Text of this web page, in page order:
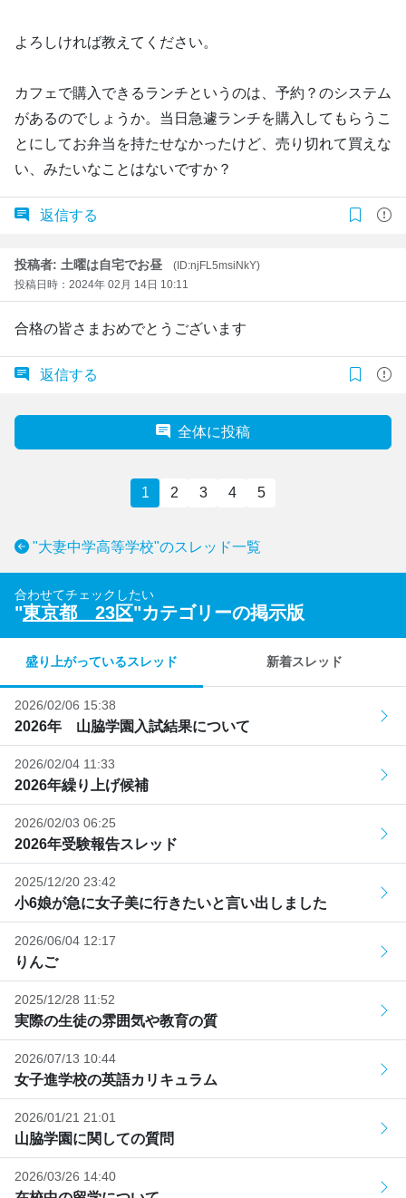
よろしければ教えてください。
カフェで購入できるランチというのは、予約？のシステム
があるのでしょうか。当日急遽ランチを購入してもらうこ
とにしてお弁当を持たせなかったけど、売り切れて買えな
い、みたいなことはないですか？
返信する
投稿者: 土曜は自宅でお昼
(ID:njFL5msiNkY)
投稿日時：2024年 02月 14日 10:11
合格の皆さまおめでとうございます
返信する
全体に投稿
1 2 3 4 5
"大妻中学高等学校"のスレッド一覧
合わせてチェックしたい
"東京都 23区"カテゴリーの掲示版
盛り上がっているスレッド 新着スレッド
2026/02/06 15:38
2026年 山脇学園入試結果について
2026/02/04 11:33
2026年繰り上げ候補
2026/02/03 06:25
2026年受験報告スレッド
2025/12/20 23:42
小6娘が急に女子美に行きたいと言い出しました
2026/06/04 12:17
りんご
2025/12/28 11:52
実際の生徒の雰囲気や教育の質
2026/07/13 10:44
女子進学校の英語カリキュラム
2026/01/21 21:01
山脇学園に関しての質問
2026/03/26 14:40